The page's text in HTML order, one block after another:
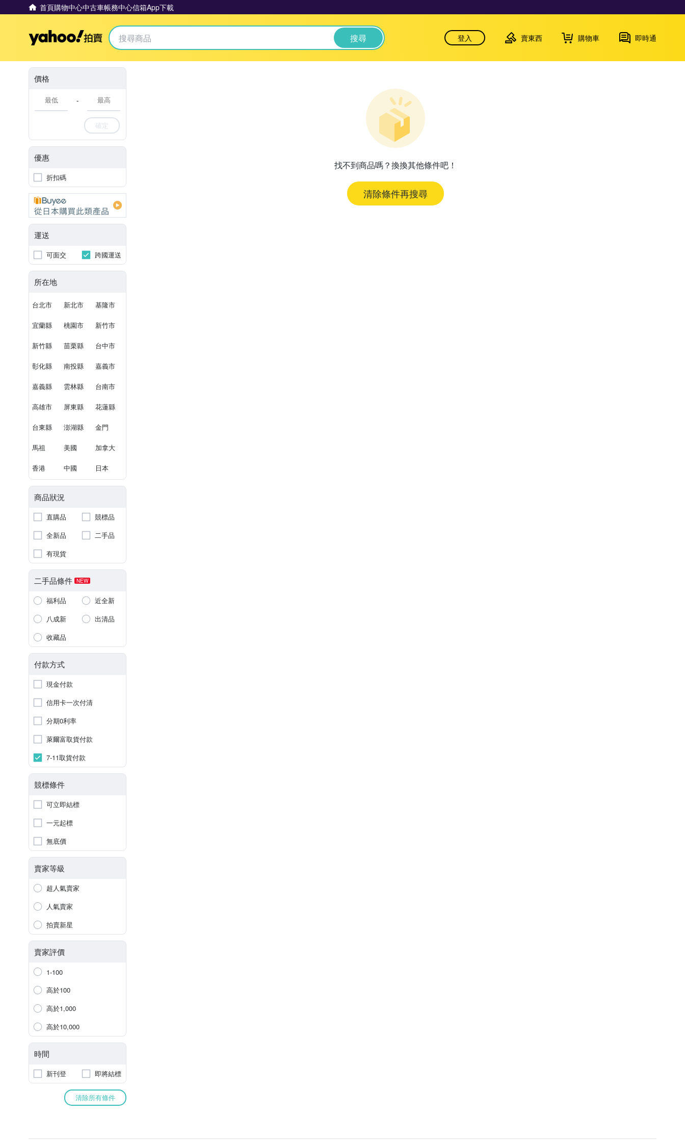
首頁購物中心中古車帳務中心信箱App下載
Yahoo拍賣 搜尋 登入 賣東西 購物車 即時通
價格
-
確定
優惠
折扣碼
運送
可面交 跨國運送
所在地
台北市 新北市 基隆市
宜蘭縣 桃園市 新竹市
新竹縣 苗栗縣 台中市
彰化縣 南投縣 嘉義市
嘉義縣 雲林縣 台南市
高雄市 屏東縣 花蓮縣
台東縣 澎湖縣 金門
馬祖 美國 加拿大
香港 中國 日本
商品狀況
直購品
競標品
全新品
二手品
有現貨
二手品條件 NEW
福利品
近全新
八成新
出清品
收藏品
付款方式
現金付款
信用卡一次付清
分期0利率
萊爾富取貨付款
7-11取貨付款
競標條件
可立即結標
一元起標
無底價
賣家等級
超人氣賣家
人氣賣家
拍賣新星
賣家評價
1-100
高於100
高於1,000
高於10,000
時間
新刊登 即將結標
清除所有條件
找不到商品嗎？換換其他條件吧！
清除條件再搜尋